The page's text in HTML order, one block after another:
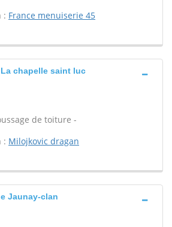
: France menuiserie 45
chapelle saint luc
de toiture -
: Milojkovic dragan
Jaunay-clan